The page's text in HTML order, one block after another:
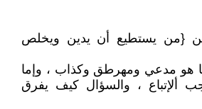
{من يستطيع أن يدين ويخلص
هو مدعي ومهرطق وكذاب ، وإما
ألإتباع ، والسؤال كيف يفرق